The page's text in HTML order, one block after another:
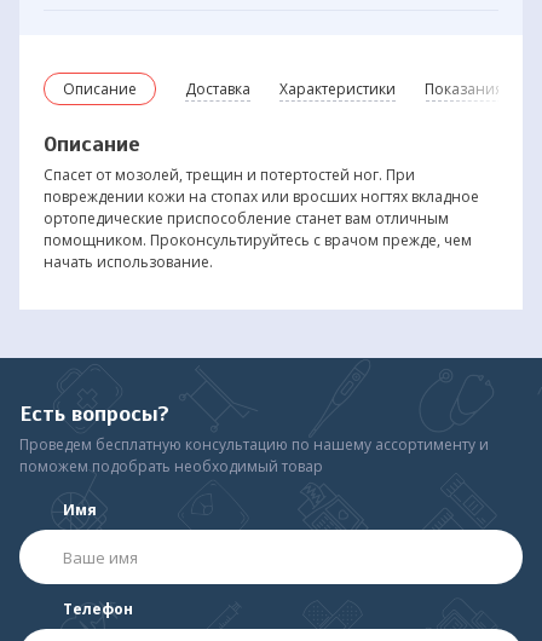
Описание Доставка Характеристики Показания и
Описание
Спасет от мозолей, трещин и потертостей ног. При
повреждении кожи на стопах или вросших ногтях вкладное
ортопедические приспособление станет вам отличным
помощником. Проконсультируйтесь с врачом прежде, чем
начать использование.
Есть вопросы?
Проведем бесплатную консультацию по нашему ассортименту и
поможем подобрать необходимый товар
Имя
Телефон